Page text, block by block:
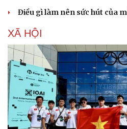
Điều gì làm nên sức hút của
XÃ HỘI